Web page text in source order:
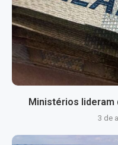
Ministérios lideram
3 de